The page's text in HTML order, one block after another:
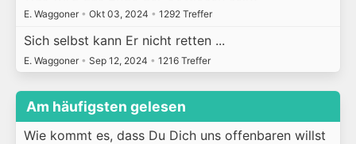
E. Waggoner • Okt 03, 2024 • 1292 Treffer
Sich selbst kann Er nicht retten ...
E. Waggoner • Sep 12, 2024 • 1216 Treffer
Am häufigsten gelesen
Wie kommt es, dass Du Dich uns offenbaren willst